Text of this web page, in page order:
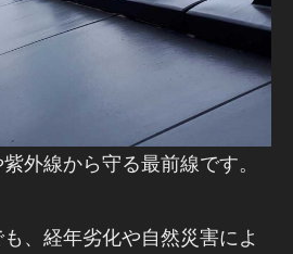
外線から守る最前線です。
、経年劣化や自然災害によ